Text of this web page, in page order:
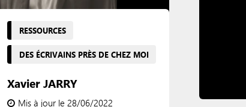
RESSOURCES
DES ÉCRIVAINS PRÈS DE CHEZ MOI
Xavier JARRY
Mis à jour le 28/06/2022